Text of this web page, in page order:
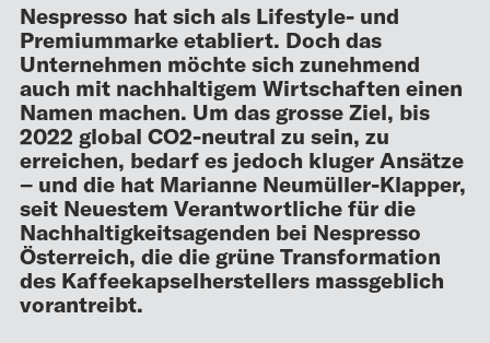
Nespresso hat sich als Lifestyle- und
Premiummarke etabliert. Doch das
Unternehmen möchte sich zunehmend
auch mit nachhaltigem Wirtschaften einen
Namen machen. Um das grosse Ziel, bis
2022 global CO2-neutral zu sein, zu
erreichen, bedarf es jedoch kluger Ansätze
– und die hat Marianne Neumüller-Klapper,
seit Neuestem Verantwortliche für die
Nachhaltigkeitsagenden bei Nespresso
Österreich, die die grüne Transformation
des Kaffeekapselherstellers massgeblich
vorantreibt.